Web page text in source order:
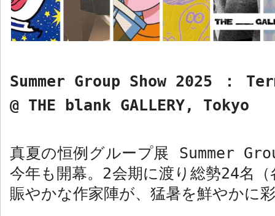
Summer Group Show 2025 ：
@ THE blank GALLERY, Tokyo
真夏の恒例グループ展 Summer
今年も開幕。 2会期に渡り総勢24名（
賑やかな作家陣が、猛暑を鮮やかに